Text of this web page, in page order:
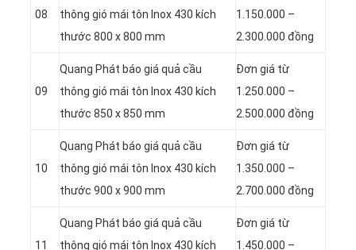
08
thông gió mái tôn Inox 430 kích
thước 800 x 800 mm
1.150.000 –
2.300.000 đồng
09
Quang Phát báo giá quả cầu
thông gió mái tôn Inox 430 kích
thước 850 x 850 mm
Đơn giá từ
1.250.000 –
2.500.000 đồng
10
Quang Phát báo giá quả cầu
thông gió mái tôn Inox 430 kích
thước 900 x 900 mm
Đơn giá từ
1.350.000 –
2.700.000 đồng
11
Quang Phát báo giá quả cầu
thông gió mái tôn Inox 430 kích
Đơn giá từ
1.450.000 –